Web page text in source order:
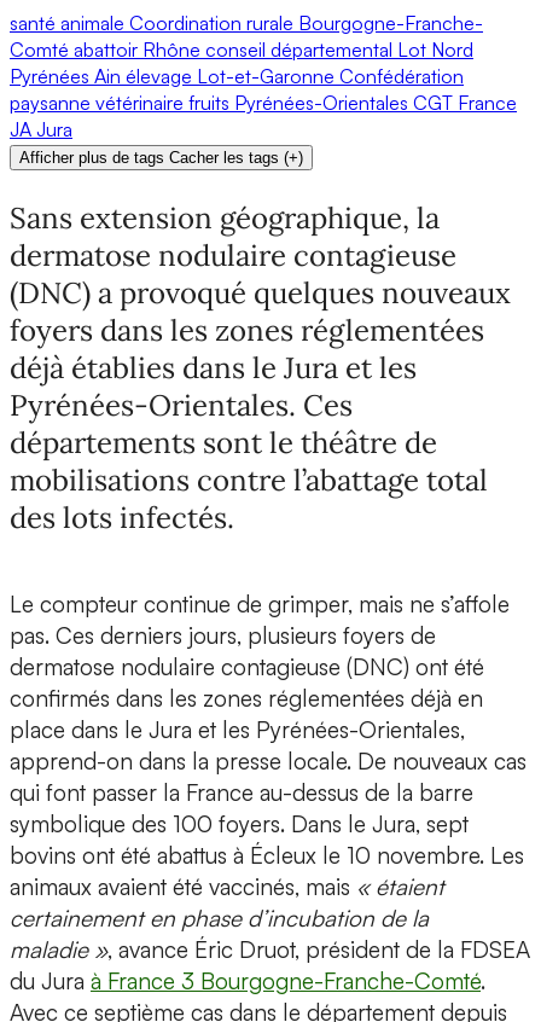
santé animale Coordination rurale Bourgogne-Franche-
Comté abattoir Rhône conseil départemental Lot Nord
Pyrénées Ain élevage Lot-et-Garonne Confédération
paysanne vétérinaire fruits Pyrénées-Orientales CGT France
JA Jura
Afficher plus de tags Cacher les tags (+)
Sans extension géographique, la
dermatose nodulaire contagieuse
(DNC) a provoqué quelques nouveaux
foyers dans les zones réglementées
déjà établies dans le Jura et les
Pyrénées-Orientales. Ces
départements sont le théâtre de
mobilisations contre l’abattage total
des lots infectés.
Le compteur continue de grimper, mais ne s’affole
pas. Ces derniers jours, plusieurs foyers de
dermatose nodulaire contagieuse (DNC) ont été
confirmés dans les zones réglementées déjà en
place dans le Jura et les Pyrénées-Orientales,
apprend-on dans la presse locale. De nouveaux cas
qui font passer la France au-dessus de la barre
symbolique des 100 foyers. Dans le Jura, sept
bovins ont été abattus à Écleux le 10 novembre. Les
animaux avaient été vaccinés, mais « étaient
certainement en phase d’incubation de la
maladie », avance Éric Druot, président de la FDSEA
du Jura à France 3 Bourgogne-Franche-Comté.
Avec ce septième cas dans le département depuis